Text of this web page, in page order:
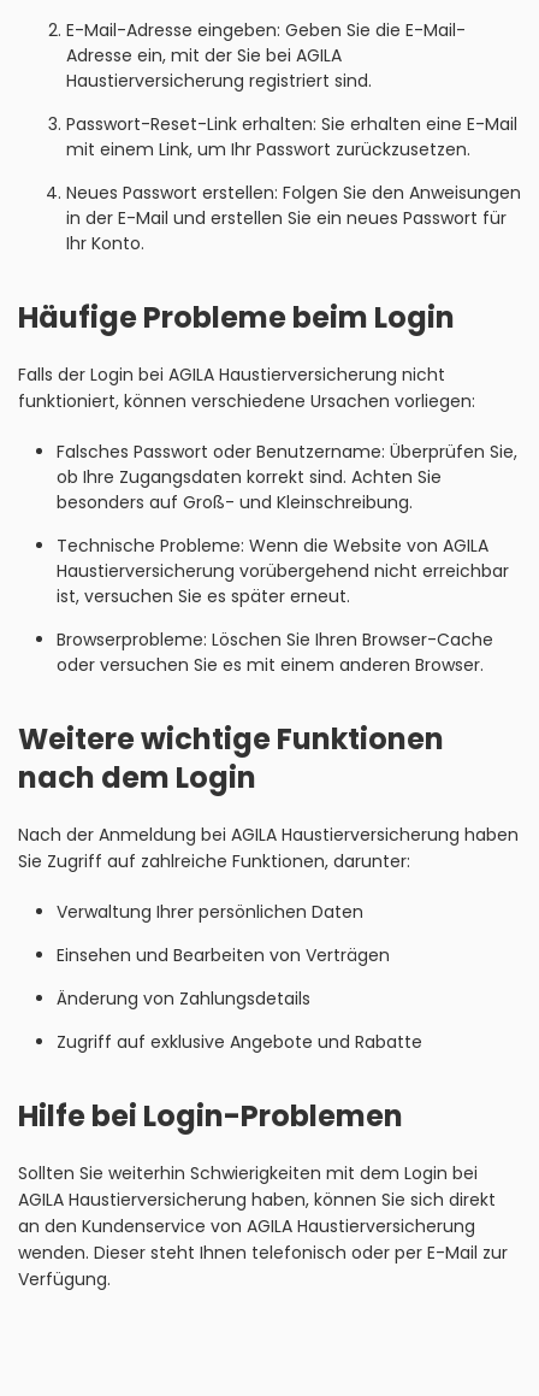
E-Mail-Adresse eingeben: Geben Sie die E-Mail-
Adresse ein, mit der Sie bei AGILA
Haustierversicherung registriert sind.
Passwort-Reset-Link erhalten: Sie erhalten eine E-Mail
mit einem Link, um Ihr Passwort zurückzusetzen.
Neues Passwort erstellen: Folgen Sie den Anweisungen
in der E-Mail und erstellen Sie ein neues Passwort für
Ihr Konto.
Häufige Probleme beim Login
Falls der Login bei AGILA Haustierversicherung nicht
funktioniert, können verschiedene Ursachen vorliegen:
Falsches Passwort oder Benutzername: Überprüfen Sie,
ob Ihre Zugangsdaten korrekt sind. Achten Sie
besonders auf Groß- und Kleinschreibung.
Technische Probleme: Wenn die Website von AGILA
Haustierversicherung vorübergehend nicht erreichbar
ist, versuchen Sie es später erneut.
Browserprobleme: Löschen Sie Ihren Browser-Cache
oder versuchen Sie es mit einem anderen Browser.
Weitere wichtige Funktionen
nach dem Login
Nach der Anmeldung bei AGILA Haustierversicherung haben
Sie Zugriff auf zahlreiche Funktionen, darunter:
Verwaltung Ihrer persönlichen Daten
Einsehen und Bearbeiten von Verträgen
Änderung von Zahlungsdetails
Zugriff auf exklusive Angebote und Rabatte
Hilfe bei Login-Problemen
Sollten Sie weiterhin Schwierigkeiten mit dem Login bei
AGILA Haustierversicherung haben, können Sie sich direkt
an den Kundenservice von AGILA Haustierversicherung
wenden. Dieser steht Ihnen telefonisch oder per E-Mail zur
Verfügung.